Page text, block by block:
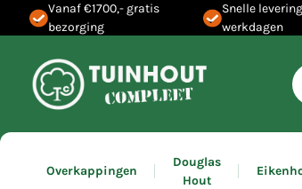
Vanaf €1700,- gratis
bezorging
Snelle
werkdagen
Overkappingen
Douglas
Hout